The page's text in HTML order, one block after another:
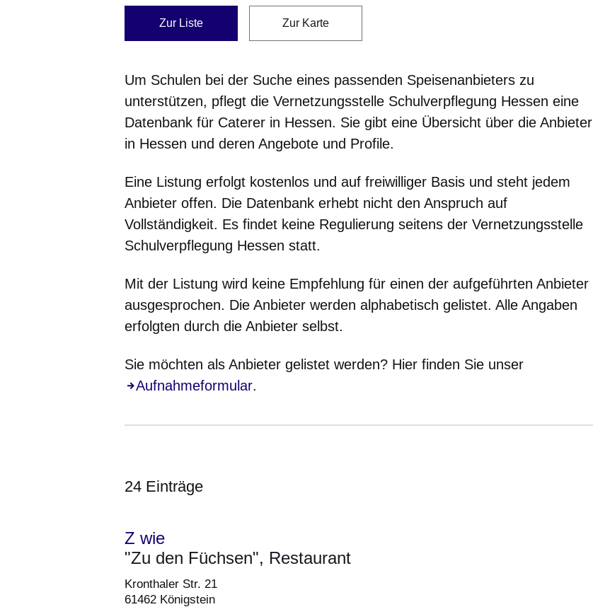
Zur Liste Zur Karte
Um Schulen bei der Suche eines passenden Speisenanbieters zu
unterstützen, pflegt die Vernetzungsstelle Schulverpflegung Hessen eine
Datenbank für Caterer in Hessen. Sie gibt eine Übersicht über die Anbieter
in Hessen und deren Angebote und Profile.
Eine Listung erfolgt kostenlos und auf freiwilliger Basis und steht jedem
Anbieter offen. Die Datenbank erhebt nicht den Anspruch auf
Vollständigkeit. Es findet keine Regulierung seitens der Vernetzungsstelle
Schulverpflegung Hessen statt.
Mit der Listung wird keine Empfehlung für einen der aufgeführten Anbieter
ausgesprochen. Die Anbieter werden alphabetisch gelistet. Alle Angaben
erfolgten durch die Anbieter selbst.
Sie möchten als Anbieter gelistet werden? Hier finden Sie unser
Aufnahmeformular
Öffnet sich in einem neuen Fenster
.
24 Einträge
:24
Ergebnisse
Z wie
"Zu den Füchsen", Restaurant
Kronthaler Str. 21
61462 Königstein